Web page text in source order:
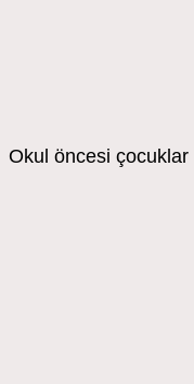
Okul öncesi çocuklar